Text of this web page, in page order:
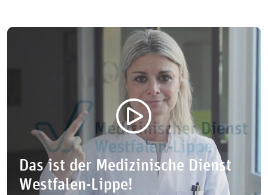
Das ist der Medizinische Dienst
Westfalen-Lippe!